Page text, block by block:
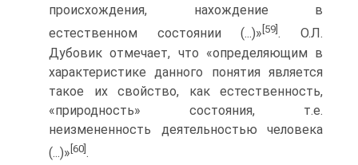
происхождения, нахождение в
естественном состоянии (...)» [59] . О.Л.
Дубовик отмечает, что «определяющим в
характеристике данного понятия является
такое их свойство, как естественность,
«природность» состояния, т.е.
неизмененность деятельностью человека
(...)» [60] .